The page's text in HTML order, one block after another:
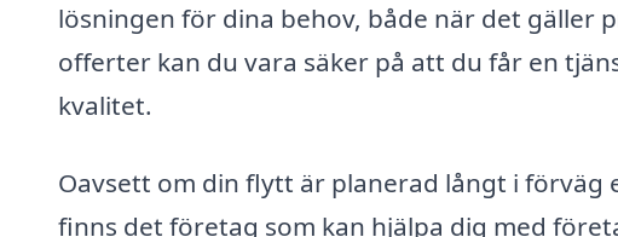
lösningen för dina behov, både när det gäller
offerter kan du vara säker på att du får en
kvalitet.
Oavsett om din flytt är planerad långt i förväg
finns det företag som kan hjälpa dig med